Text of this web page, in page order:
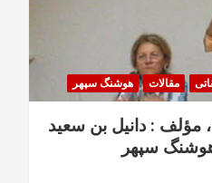
مقالات هوشنگ سپهر
مؤلف : دانيل بن سعيد
سپھر